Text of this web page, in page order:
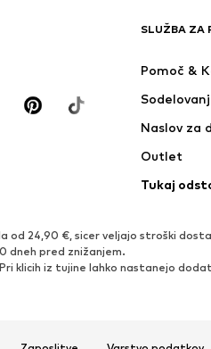
SLUŽBA ZA
Pomoč &
Naslov za
Outlet
Tukaj
od 24,90 €, sicer veljajo stroški
dneh pred znižanjem.
klicih iz tujine lahko nastanejo